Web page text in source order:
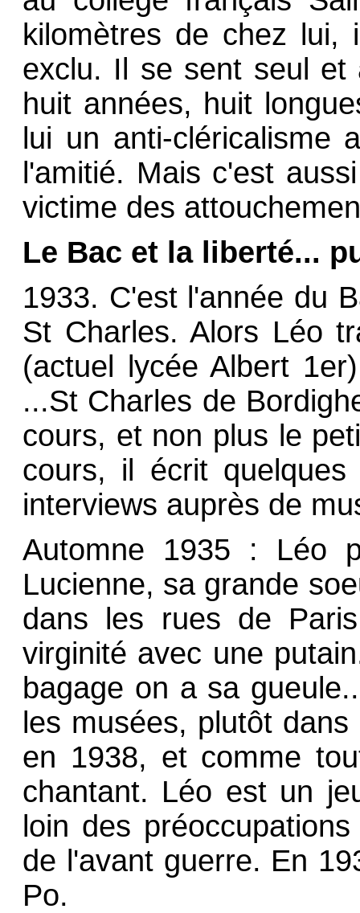
kilomètres de chez lui,
exclu. Il se sent seul et
huit années, huit
lui un anti-cléricalisme
l'amitié. Mais c'est
victime des
Le Bac et la liberté...
1933. C'est l'année du
St Charles. Alors Léo
(actuel lycée Albert
...St Charles de
cours, et non plus le
cours, il écrit
interviews auprès de
Automne 1935 : Léo
Lucienne, sa grande
dans les rues de
virginité avec une
bagage on a sa
les musées, plutôt
en 1938, et comme
chantant. Léo est un
loin des
de l'avant guerre. En
Po.